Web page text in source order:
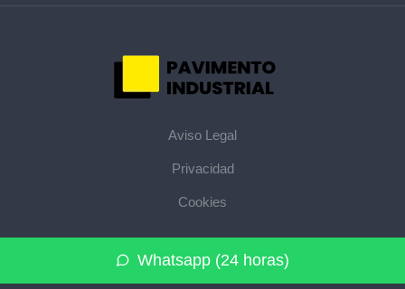
Whatsapp (24 horas)
Aviso Legal
Privacidad
Cookies
© 2026 pavimentoindustrial.pro · La web de pavimentos
industriales de su provincia · Mapa del sitio